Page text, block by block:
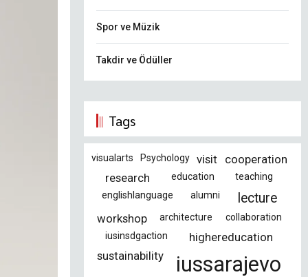
Spor ve Müzik
Takdir ve Ödüller
Tags
visualarts Psychology visit cooperation
research
education
teaching
englishlanguage
alumni lecture
workshop architecture
collaboration
iusinsdgaction
highereducation
sustainability
iussarajevo